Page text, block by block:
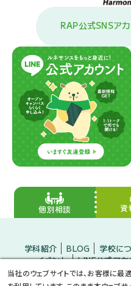
RAP公式SNSア
個別相談 資
学科紹介 BLOG 学校に
イベント
LINE公式アカ
入学をお考えの方
小・中学生のみなさんへ
プ
当社のウェブサイトでは、お客様に最